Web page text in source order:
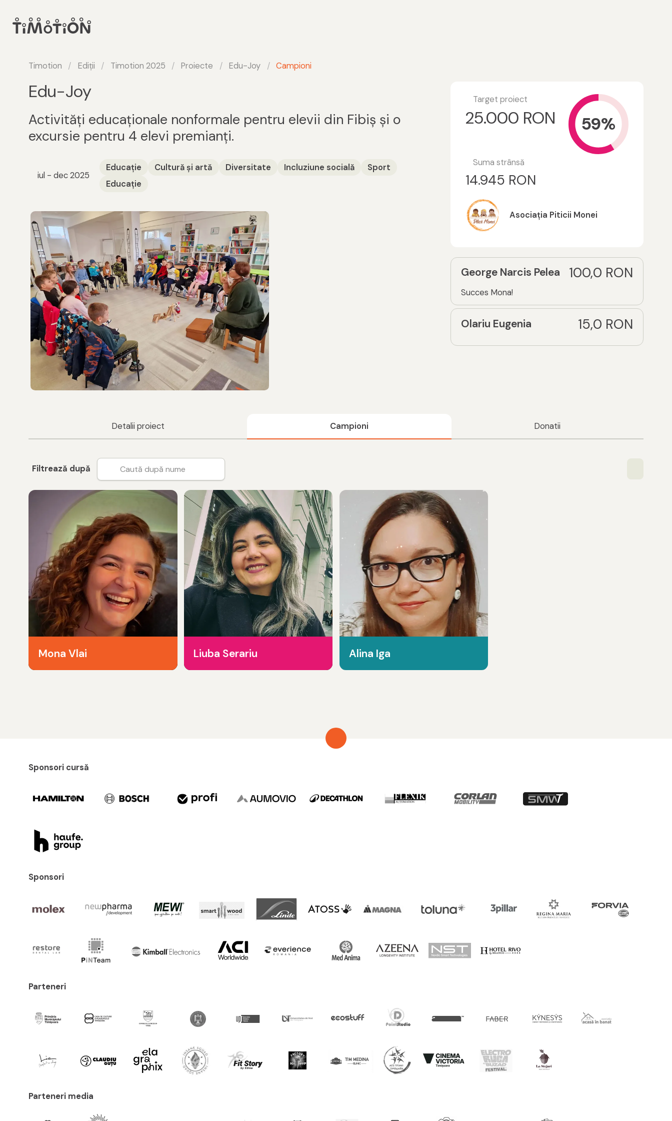
Timotion Ediții Timotion 2025 Proiecte Edu-Joy Campioni
Edu-Joy
Activități educaționale nonformale pentru elevii din Fibiş şi o
excursie pentru 4 elevi premianți.
iul - dec 2025
Educație Cultură și artă Diversitate Incluziune socială
Sport
Educație
Target proiect
25.000 RON 59%
Suma strânsă
14.945 RON
Asociația Piticii Monei
George Narcis Pelea 100,0 RON
Succes Mona!
Olariu Eugenia 15,0 RON
Detalii proiect Campioni Donatii
Filtrează după
Mona Vlai Liuba Serariu Alina Iga
Sponsori cursă
Sponsori
Parteneri
Parteneri media